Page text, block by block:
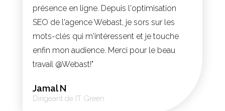
présence en ligne. Depuis l'optimisation
SEO de l'agence Webast, je sors sur les
mots-clés qui m'intéressent et je touche
enfin mon audience. Merci pour le beau
travail @Webast!"
Jamal N
Dirigeant de IT Green